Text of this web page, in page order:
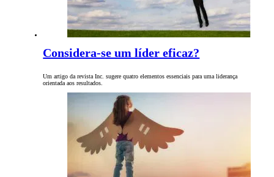
Considera-se um líder eficaz?
Um artigo da revista Inc. sugere quatro elementos essenciais para uma liderança
orientada aos resultados.